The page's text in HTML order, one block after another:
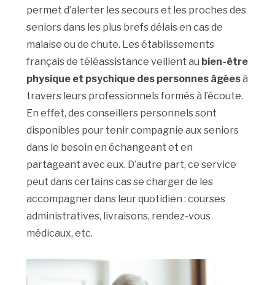
permet d’alerter les secours et les proches des
seniors dans les plus brefs délais en cas de
malaise ou de chute. Les établissements
français de téléassistance veillent au bien-être
physique et psychique des personnes âgéesà
travers leurs professionnels formés à l’écoute.
En effet, des conseillers personnels sont
disponibles pour tenir compagnie aux seniors
dans le besoin en échangeant et en
partageant avec eux. D’autre part, ce service
peut dans certains cas se charger de les
accompagner dans leur quotidien : courses
administratives, livraisons, rendez-vous
médicaux, etc.